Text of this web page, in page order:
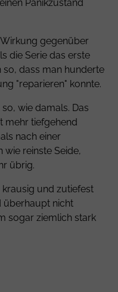
Panikzustand
gegenüber
die Serie das erste
dass man hunderte
"reparieren" konnte.
wie damals. Das
mehr tiefgehend
nach einer
reinste Seide,
übrig.
und zutiefest
überhaupt nicht
sogar ziemlich stark